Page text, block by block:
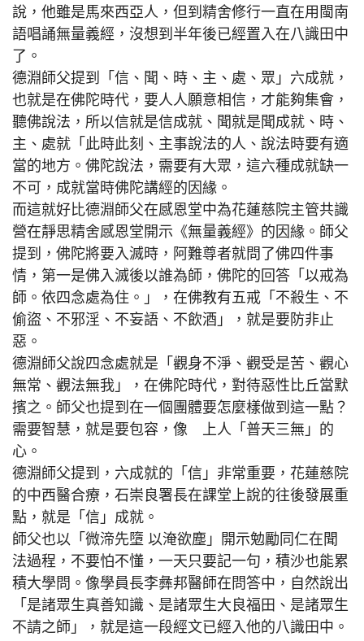
說，他雖是馬來西亞人，但到精舍修行一直在用閩南
語唱誦無量義經，沒想到半年後已經置入在八識田中
了。
德淵師父提到「信、聞、時、主、處、眾」六成就，
也就是在佛陀時代，要人人願意相信，才能夠集會，
聽佛說法，所以信就是信成就、聞就是聞成就、時、
主、處就「此時此刻、主事說法的人、說法時要有適
當的地方。佛陀說法，需要有大眾，這六種成就缺一
不可，成就當時佛陀講經的因緣。
而這就好比德淵師父在感恩堂中為花蓮慈院主管共識
營在靜思精舍感恩堂開示《無量義經》的因緣。師父
提到，佛陀將要入滅時，阿難尊者就問了佛四件事
情，第一是佛入滅後以誰為師，佛陀的回答「以戒為
師。依四念處為住。」，在佛教有五戒「不殺生、不
偷盜、不邪淫、不妄語、不飲酒」，就是要防非止
惡。
德淵師父說四念處就是「觀身不淨、觀受是苦、觀心
無常、觀法無我」，在佛陀時代，對待惡性比丘當默
擯之。師父也提到在一個團體要怎麼樣做到這一點？
需要智慧，就是要包容，像 上人「普天三無」的
心。
德淵師父提到，六成就的「信」非常重要，花蓮慈院
的中西醫合療，石崇良署長在課堂上說的往後發展重
點，就是「信」成就。
師父也以「微渧先墮 以淹欲塵」開示勉勵同仁在聞
法過程，不要怕不懂，一天只要記一句，積沙也能累
積大學問。像學員長李彝邦醫師在問答中，自然說出
「是諸眾生真善知識、是諸眾生大良福田、是諸眾生
不請之師」，就是這一段經文已經入他的八識田中。